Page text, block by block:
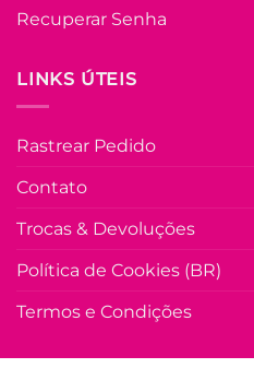
Recuperar Senha
LINKS ÚTEIS
Rastrear Pedido
Contato
Trocas & Devoluções
Política de Cookies (BR)
Termos e Condições